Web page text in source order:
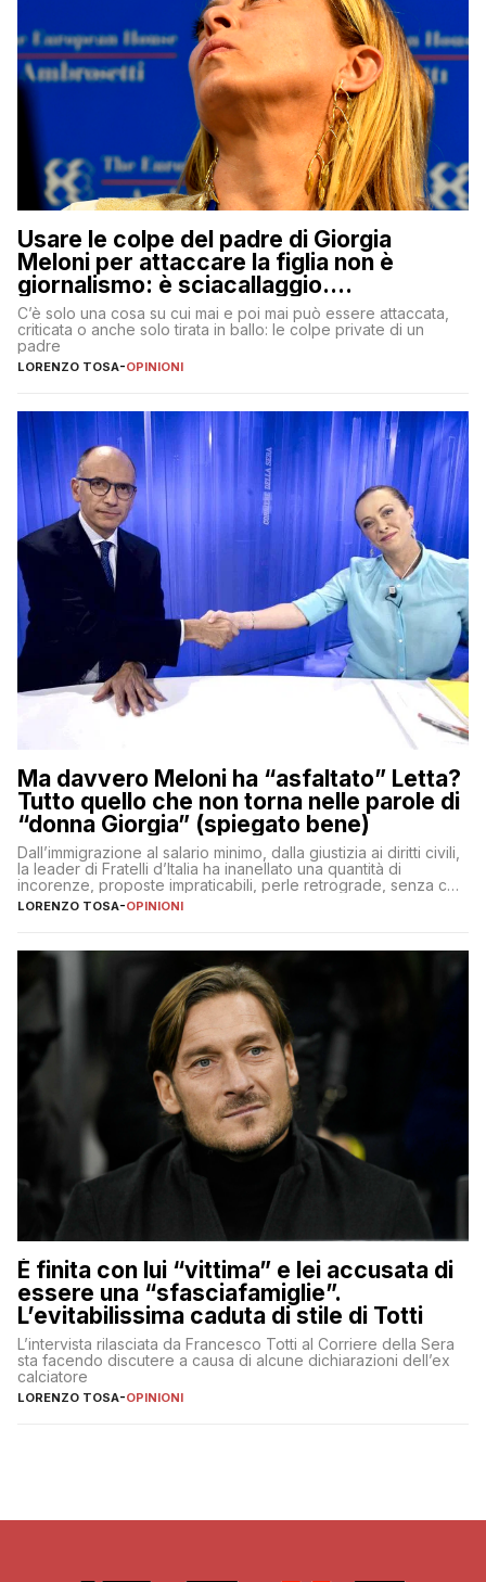
Usare le colpe del padre di Giorgia
Meloni per attaccare la figlia non è
giornalismo: è sciacallaggio.
Dimostriamo di essere diversi
C’è solo una cosa su cui mai e poi mai può essere attaccata,
criticata o anche solo tirata in ballo: le colpe private di un
padre
LORENZO TOSA-OPINIONI
Ma davvero Meloni ha “asfaltato” Letta?
Tutto quello che non torna nelle parole di
“donna Giorgia” (spiegato bene)
Dall’immigrazione al salario minimo, dalla giustizia ai diritti civili,
la leader di Fratelli d’Italia ha inanellato una quantità di
incorenze, proposte impraticabili, perle retrograde, senza che
nessuno – a destra come a sinistra – glielo abbia fatto notare
LORENZO TOSA-OPINIONI
È finita con lui “vittima” e lei accusata di
essere una “sfasciafamiglie”.
L’evitabilissima caduta di stile di Totti
L’intervista rilasciata da Francesco Totti al Corriere della Sera
sta facendo discutere a causa di alcune dichiarazioni dell’ex
calciatore
LORENZO TOSA-OPINIONI